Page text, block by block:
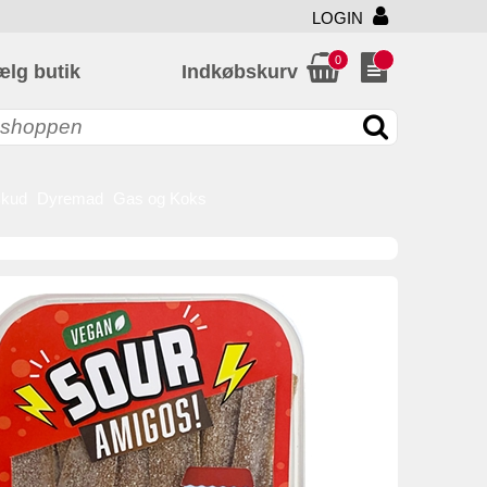
LOGIN
butik Indkøbskurv
0